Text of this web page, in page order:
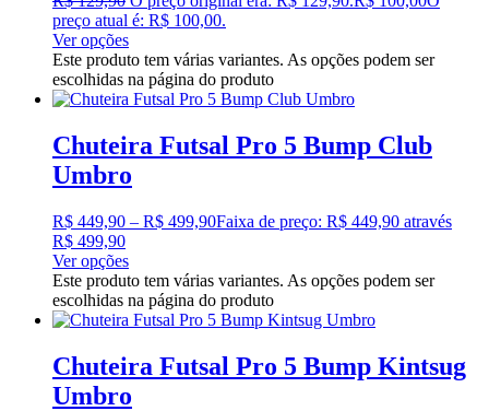
preço atual é: R$ 100,00.
Ver opções
Este produto tem várias variantes. As opções podem ser
escolhidas na página do produto
Chuteira Futsal Pro 5 Bump Club
Umbro
R$ 449,90 – R$ 499,90Faixa de preço: R$ 449,90 através
R$ 499,90
Ver opções
Este produto tem várias variantes. As opções podem ser
escolhidas na página do produto
Chuteira Futsal Pro 5 Bump Kintsug
Umbro